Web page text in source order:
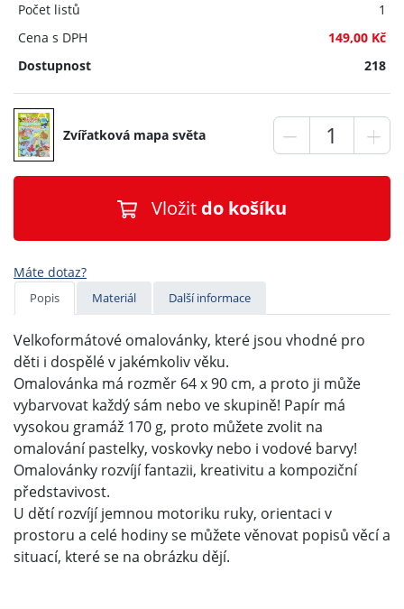
Počet listů
1
Cena s DPH
149,00 Kč
Dostupnost
218
Zvířatková mapa světa
Vložit do košíku
Máte dotaz?
Popis Materiál Další informace
Velkoformátové omalovánky, které jsou vhodné pro
děti i dospělé v jakémkoliv věku.
Omalovánka má rozměr 64 x 90 cm, a proto ji může
vybarvovat každý sám nebo ve skupině! Papír má
vysokou gramáž 170 g, proto můžete zvolit na
omalování pastelky, voskovky nebo i vodové barvy!
Omalovánky rozvíjí fantazii, kreativitu a kompoziční
představivost.
U dětí rozvíjí jemnou motoriku ruky, orientaci v
prostoru a celé hodiny se můžete věnovat popisů věcí a
situací, které se na obrázku dějí.